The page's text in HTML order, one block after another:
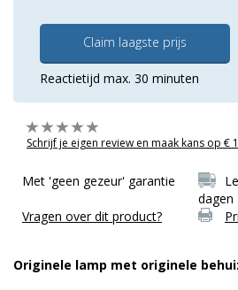
Claim laagste prijs
Reactietijd max. 30 minuten
Schrijf je eigen review en maak kans op €
Met 'geen gezeur' garantie
dagen
Vragen over dit product?
Originele lamp met originele